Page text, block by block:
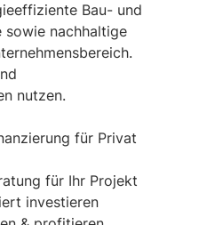
Bau- und
sowie nachhaltige
nutzen.
für Privat
für Ihr Projekt
investieren